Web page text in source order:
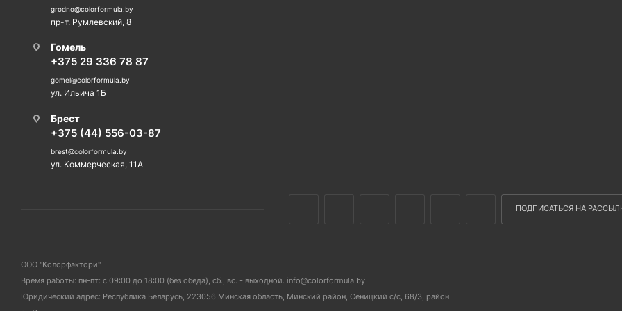
grodno@colorformula.by
пр-т. Румлевский, 8
Гомель
+375 29 336 78 87
gomel@colorformula.by
ул. Ильича 1Б
Брест
+375 (44) 556-03-87
brest@colorformula.by
ул. Коммерческая, 11А
ПОДПИСАТЬСЯ НА
ООО "Колорфэктори"
Время работы: пн-пт: с 09:00 до 18:00 (без обеда), сб., вс. - выходной. info@colorformula.by
Юридический адрес: Республика Беларусь, 223056 Минская область, Минский район, Сеницкий с/с, 68/3, район